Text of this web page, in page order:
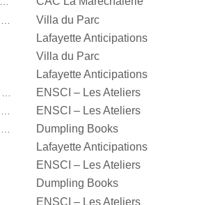
Villa du Parc
Lafayette Anticipations
Villa du Parc
Lafayette Anticipations
ENSCI – Les Ateliers
Catalogue d’exposition
ENSCI – Les Ateliers
Essai visuel
Dumpling Books
Lafayette Anticipations
ENSCI – Les Ateliers
Dumpling Books
ENSCI – Les Ateliers